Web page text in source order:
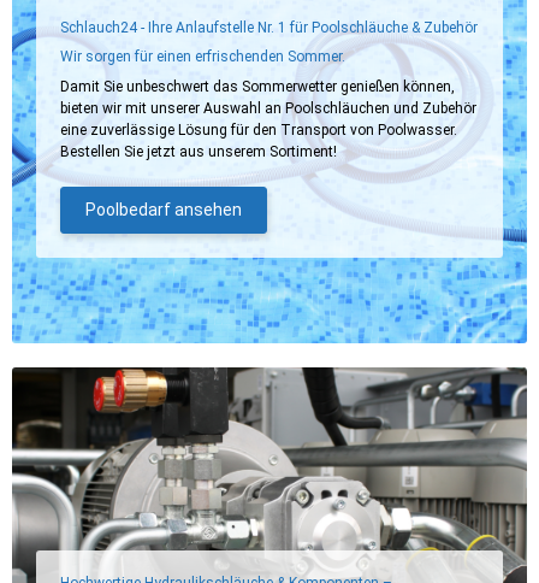
Schlauch24 - Ihre Anlaufstelle Nr. 1 für Poolschläuche & Zubehör
Wir sorgen für einen erfrischenden Sommer.
Damit Sie unbeschwert das Sommerwetter genießen können,
bieten wir mit unserer Auswahl an Poolschläuchen und Zubehör
eine zuverlässige Lösung für den Transport von Poolwasser.
Bestellen Sie jetzt aus unserem Sortiment!
Poolbedarf ansehen